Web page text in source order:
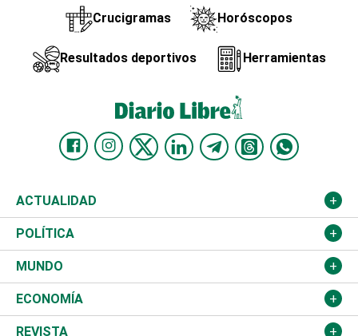
Crucigramas Horóscopos
Resultados deportivos Herramientas
ACTUALIDAD
Nacional
Ciudad
Educación
Salud
POLÍTICA
Partidos
JCE
TSE
MUNDO
Estados Unidos
América Latina
ECONOMÍA
Finanzas
REVISTA